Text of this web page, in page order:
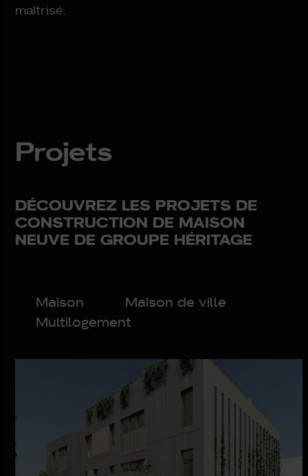
maîtrisé.
Projets
DÉCOUVREZ LES PROJETS DE
CONSTRUCTION DE MAISON
NEUVE DE GROUPE HÉRITAGE
Maison
Maison de ville
Multilogement